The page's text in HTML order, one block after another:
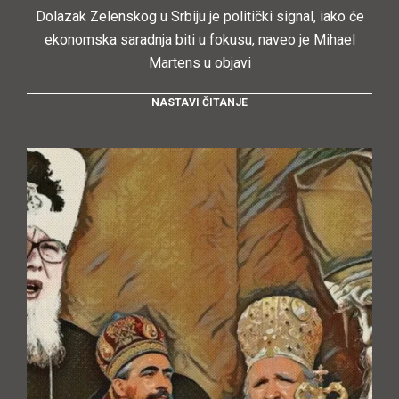
Dolazak Zelenskog u Srbiju je politički signal, iako će
ekonomska saradnja biti u fokusu, naveo je Mihael
Martens u objavi
NASTAVI ČITANJE